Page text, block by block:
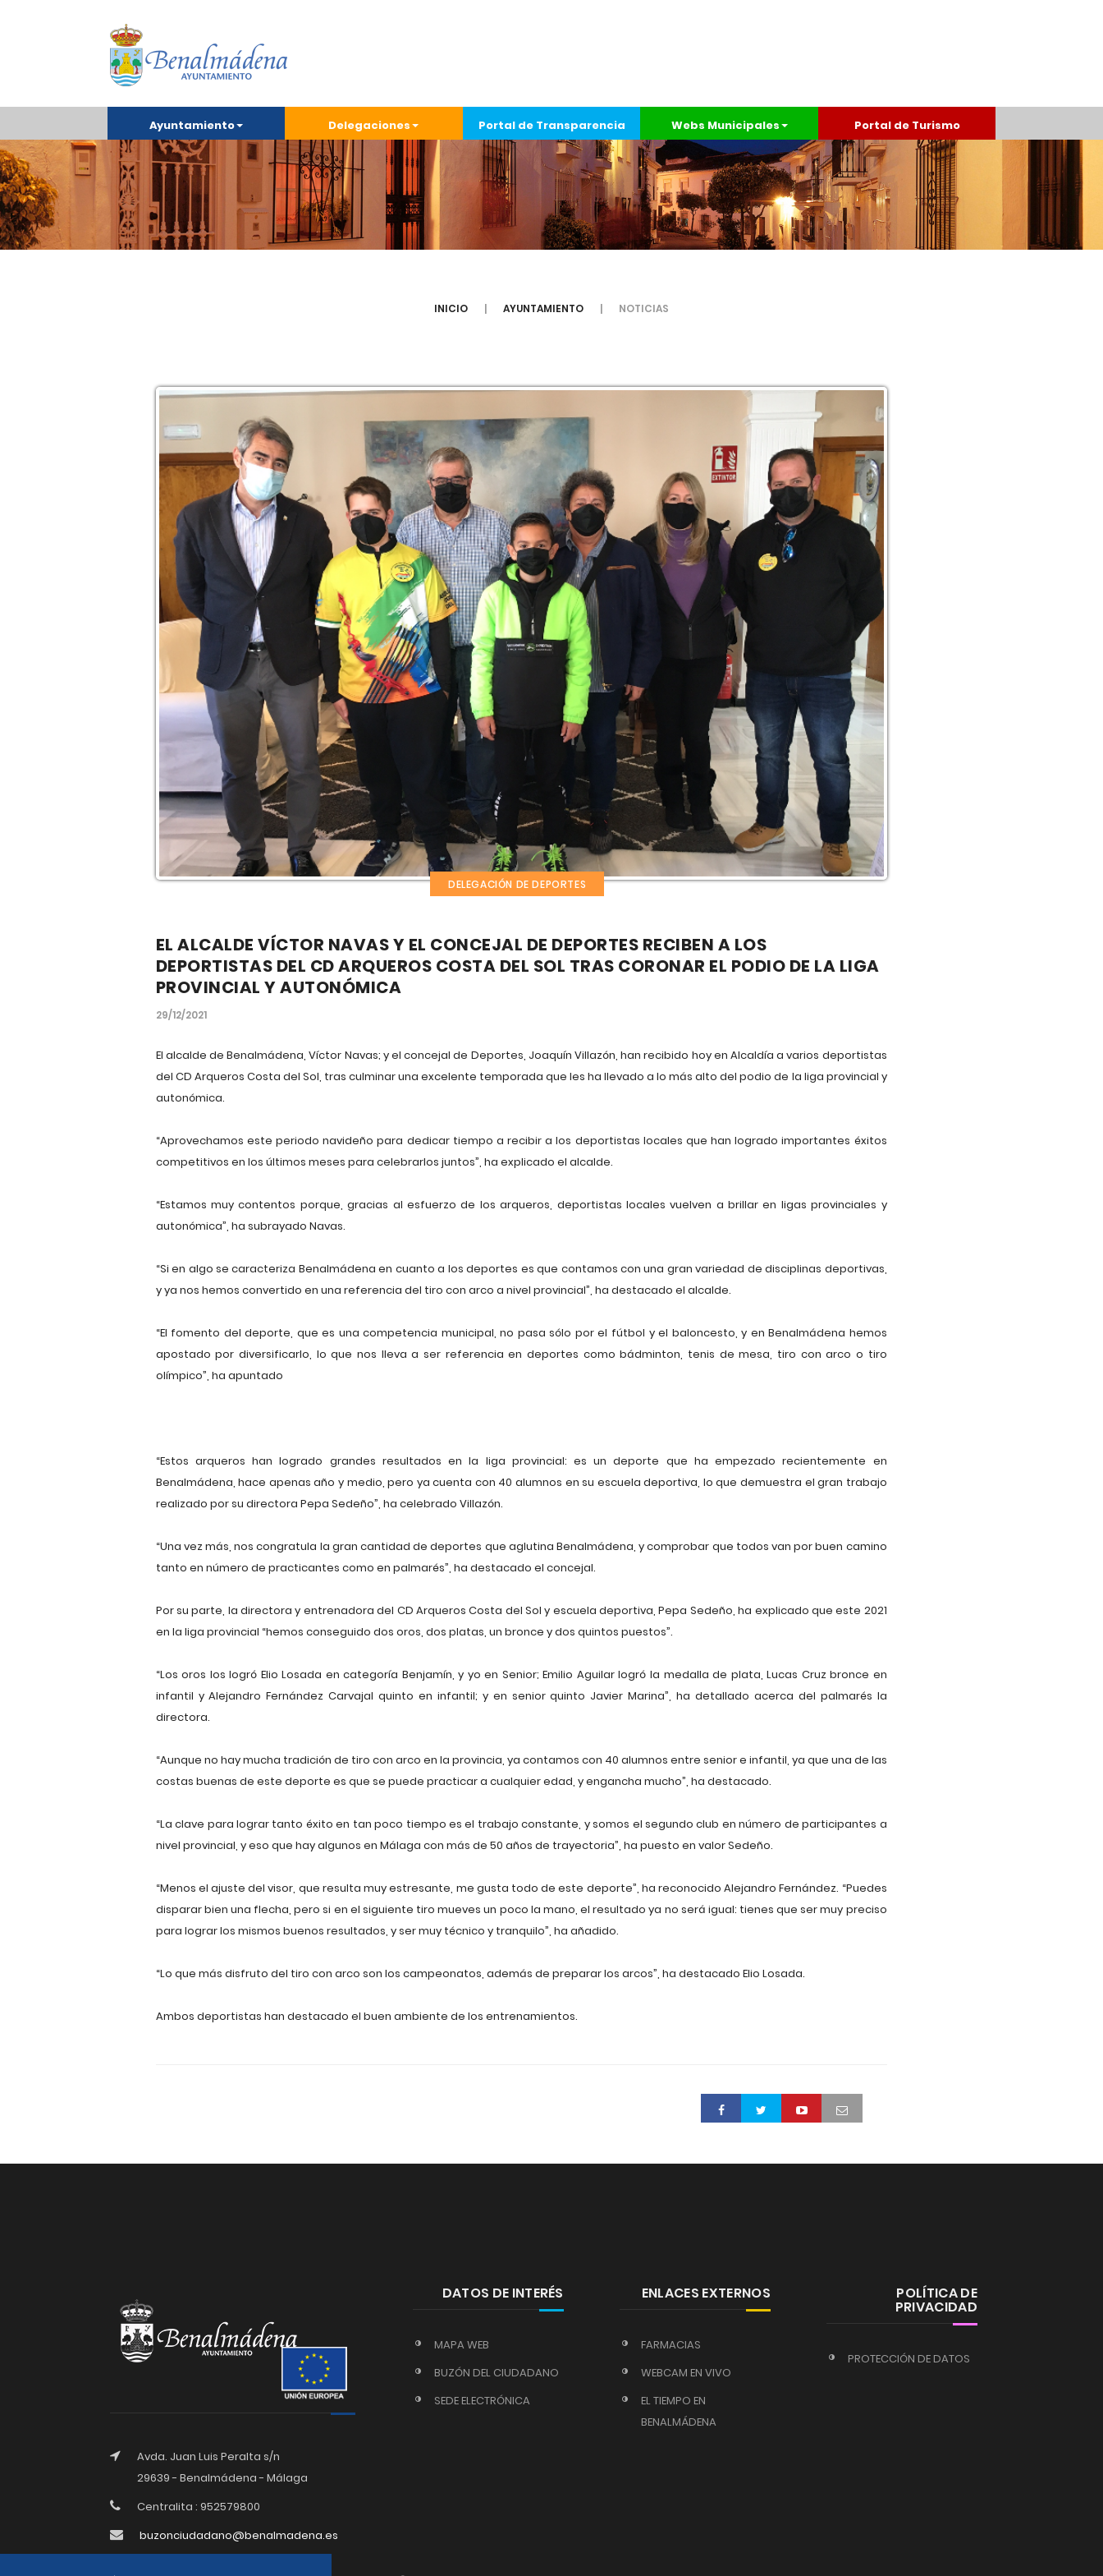
Ayuntamiento Delegaciones Portal de Transparencia Webs Municipales Portal de Turismo
INICIO AYUNTAMIENTO NOTICIAS
DELEGACIÓN DE DEPORTES
EL ALCALDE VÍCTOR NAVAS Y EL CONCEJAL DE DEPORTES RECIBEN A LOS
DEPORTISTAS DEL CD ARQUEROS COSTA DEL SOL TRAS CORONAR EL PODIO DE LA LIGA
PROVINCIAL Y AUTONÓMICA
29/12/2021
El alcalde de Benalmádena, Víctor Navas; y el concejal de Deportes, Joaquín Villazón, han recibido hoy en Alcaldía a varios deportistas
del CD Arqueros Costa del Sol, tras culminar una excelente temporada que les ha llevado a lo más alto del podio de la liga provincial y
autonómica.
“Aprovechamos este periodo navideño para dedicar tiempo a recibir a los deportistas locales que han logrado importantes éxitos
competitivos en los últimos meses para celebrarlos juntos”, ha explicado el alcalde.
“Estamos muy contentos porque, gracias al esfuerzo de los arqueros, deportistas locales vuelven a brillar en ligas provinciales y
autonómica”, ha subrayado Navas.
“Si en algo se caracteriza Benalmádena en cuanto a los deportes es que contamos con una gran variedad de disciplinas deportivas,
y ya nos hemos convertido en una referencia del tiro con arco a nivel provincial”, ha destacado el alcalde.
“El fomento del deporte, que es una competencia municipal, no pasa sólo por el fútbol y el baloncesto, y en Benalmádena hemos
apostado por diversificarlo, lo que nos lleva a ser referencia en deportes como bádminton, tenis de mesa, tiro con arco o tiro
olímpico”, ha apuntado
“Estos arqueros han logrado grandes resultados en la liga provincial: es un deporte que ha empezado recientemente en
Benalmádena, hace apenas año y medio, pero ya cuenta con 40 alumnos en su escuela deportiva, lo que demuestra el gran trabajo
realizado por su directora Pepa Sedeño”, ha celebrado Villazón.
“Una vez más, nos congratula la gran cantidad de deportes que aglutina Benalmádena, y comprobar que todos van por buen camino
tanto en número de practicantes como en palmarés”, ha destacado el concejal.
Por su parte, la directora y entrenadora del CD Arqueros Costa del Sol y escuela deportiva, Pepa Sedeño, ha explicado que este 2021
en la liga provincial “hemos conseguido dos oros, dos platas, un bronce y dos quintos puestos”.
“Los oros los logró Elio Losada en categoría Benjamín, y yo en Senior; Emilio Aguilar logró la medalla de plata, Lucas Cruz bronce en
infantil y Alejandro Fernández Carvajal quinto en infantil; y en senior quinto Javier Marina”, ha detallado acerca del palmarés la
directora.
“Aunque no hay mucha tradición de tiro con arco en la provincia, ya contamos con 40 alumnos entre senior e infantil, ya que una de las
costas buenas de este deporte es que se puede practicar a cualquier edad, y engancha mucho”, ha destacado.
“La clave para lograr tanto éxito en tan poco tiempo es el trabajo constante, y somos el segundo club en número de participantes a
nivel provincial, y eso que hay algunos en Málaga con más de 50 años de trayectoria”, ha puesto en valor Sedeño.
“Menos el ajuste del visor, que resulta muy estresante, me gusta todo de este deporte”, ha reconocido Alejandro Fernández. “Puedes
disparar bien una flecha, pero si en el siguiente tiro mueves un poco la mano, el resultado ya no será igual: tienes que ser muy preciso
para lograr los mismos buenos resultados, y ser muy técnico y tranquilo”, ha añadido.
“Lo que más disfruto del tiro con arco son los campeonatos, además de preparar los arcos”, ha destacado Elio Losada.
Ambos deportistas han destacado el buen ambiente de los entrenamientos.
Avda. Juan Luis Peralta s/n
29639 - Benalmádena - Málaga
Centralita : 952579800
buzonciudadano@benalmadena.es
DATOS DE INTERÉS
MAPA WEB
BUZÓN DEL CIUDADANO
SEDE ELECTRÓNICA
ENLACES EXTERNOS
FARMACIAS
WEBCAM EN VIVO
EL TIEMPO EN
BENALMÁDENA
POLÍTICA DE
PRIVACIDAD
PROTECCIÓN DE DATOS